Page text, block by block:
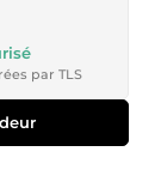
par TLS